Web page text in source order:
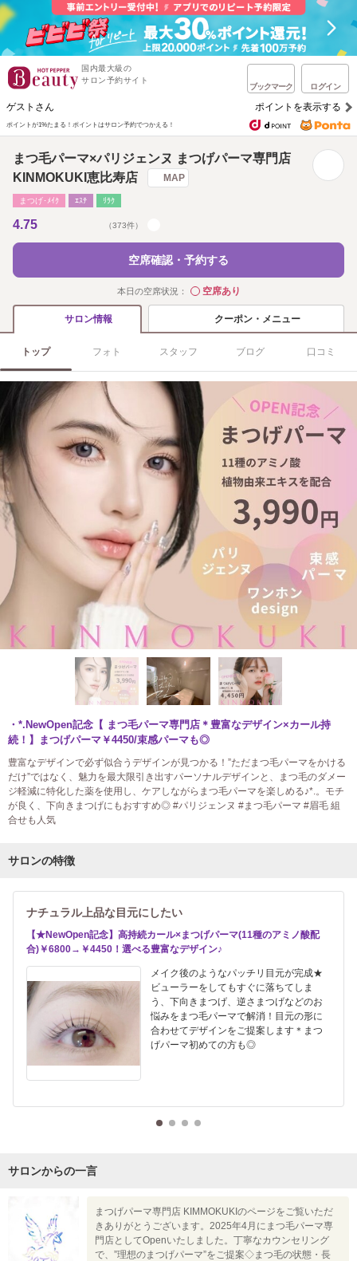
国内最大級の
サロン予約サイト
ブックマーク ログイン
ゲストさん ポイントを表示する
ポイントが1%たまる！ ポイントはサロン予約でつかえる！
まつ毛パーマ×パリジェンヌ まつげパーマ専門店
KINMOKUKI恵比寿店
MAP
まつげ･ﾒｲｸ ｴｽﾃ ﾘﾗｸ
4.75 （373件）
空席確認・予約する
本日の空席状況： ◯空席あり
サロン情報 クーポン・メニュー
トップ フォト スタッフ ブログ 口コミ
・*.NewOpen記念【 まつ毛パーマ専門店＊豊富なデザイン×カール持
続！】まつげパーマ￥4450/束感パーマも◎
豊富なデザインで必ず似合うデザインが見つかる！”ただまつ毛パーマをかける
だけ”ではなく、魅力を最大限引き出すパーソナルデザインと、まつ毛のダメー
ジ軽減に特化した薬を使用し、ケアしながらまつ毛パーマを楽しめる♪*.。モチ
が良く、下向きまつげにもおすすめ◎ #パリジェンヌ #まつ毛パーマ #眉毛 組
合せも人気
サロンの特徴
ナチュラル上品な目元にしたい
【★NewOpen記念】高持続カール×まつげパーマ(11種のアミノ酸配
合)￥6800→￥4450！選べる豊富なデザイン♪
メイク後のようなパッチリ目元が完成★
ビューラーをしてもすぐに落ちてしま
う、下向きまつげ、逆さまつげなどのお
悩みをまつ毛パーマで解消！目元の形に
合わせてデザインをご提案します＊まつ
げパーマ初めての方も◎
サロンからの一言
まつげパーマ専門店 KIMMOKUKIのページをご覧いただ
きありがとうございます。2025年4月にまつ毛パーマ専
門店としてOpenいたしました。丁寧なカウンセリング
で、”理想のまつげパーマ”をご提案◇まつ毛の状態・長